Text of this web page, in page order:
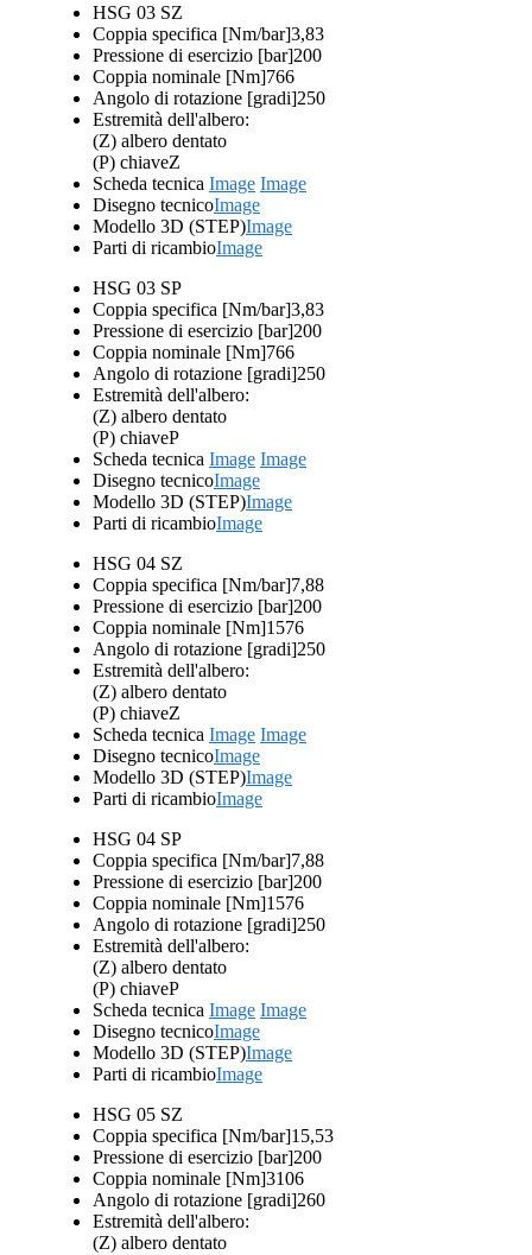
HSG 03 SZ
Coppia specifica [Nm/bar]3,83
Pressione di esercizio [bar]200
Coppia nominale [Nm]766
Angolo di rotazione [gradi]250
Estremità dell'albero:
(Z) albero dentato
(P) chiaveZ
Scheda tecnica Image Image
Disegno tecnicoImage
Modello 3D (STEP)Image
Parti di ricambioImage
HSG 03 SP
Coppia specifica [Nm/bar]3,83
Pressione di esercizio [bar]200
Coppia nominale [Nm]766
Angolo di rotazione [gradi]250
Estremità dell'albero:
(Z) albero dentato
(P) chiaveP
Scheda tecnica Image Image
Disegno tecnicoImage
Modello 3D (STEP)Image
Parti di ricambioImage
HSG 04 SZ
Coppia specifica [Nm/bar]7,88
Pressione di esercizio [bar]200
Coppia nominale [Nm]1576
Angolo di rotazione [gradi]250
Estremità dell'albero:
(Z) albero dentato
(P) chiaveZ
Scheda tecnica Image Image
Disegno tecnicoImage
Modello 3D (STEP)Image
Parti di ricambioImage
HSG 04 SP
Coppia specifica [Nm/bar]7,88
Pressione di esercizio [bar]200
Coppia nominale [Nm]1576
Angolo di rotazione [gradi]250
Estremità dell'albero:
(Z) albero dentato
(P) chiaveP
Scheda tecnica Image Image
Disegno tecnicoImage
Modello 3D (STEP)Image
Parti di ricambioImage
HSG 05 SZ
Coppia specifica [Nm/bar]15,53
Pressione di esercizio [bar]200
Coppia nominale [Nm]3106
Angolo di rotazione [gradi]260
Estremità dell'albero:
(Z) albero dentato